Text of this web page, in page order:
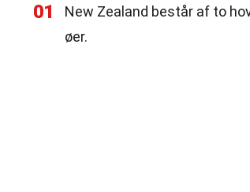
01
New Zealand består af to
øer.